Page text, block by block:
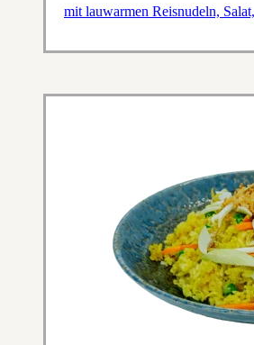
mit lauwarmen Reisnudeln,